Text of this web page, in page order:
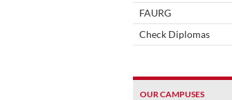
FAURG
Check Diplomas
OUR CAMPUSES